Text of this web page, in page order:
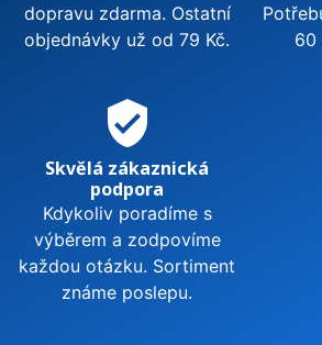
dopravu zdarma. Ostatní
objednávky už od 79 Kč.
60
verified_user
Skvělá zákaznická
podpora
Kdykoliv poradíme s
výběrem a zodpovíme
každou otázku. Sortiment
známe poslepu.